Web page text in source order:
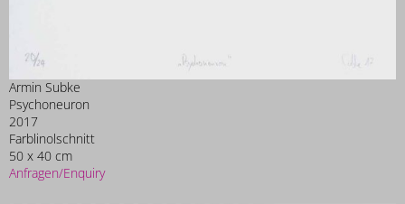
Armin Subke
Psychoneuron
2017
Farblinolschnitt
50 x 40 cm
Anfragen/Enquiry